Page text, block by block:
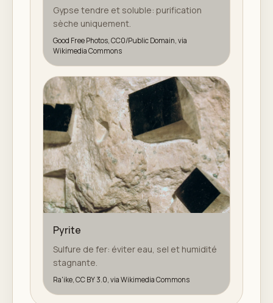
Gypse tendre et soluble: purification
sèche uniquement.
Good Free Photos, CC0/Public Domain, via
Wikimedia Commons
Pyrite
Sulfure de fer: éviter eau, sel et humidité
stagnante.
Ra'ike, CC BY 3.0, via Wikimedia Commons